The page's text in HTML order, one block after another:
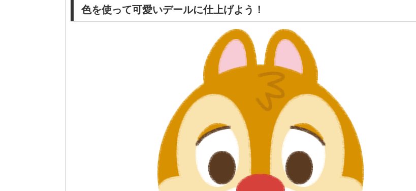
色を使って可愛いデールに仕上げよう！